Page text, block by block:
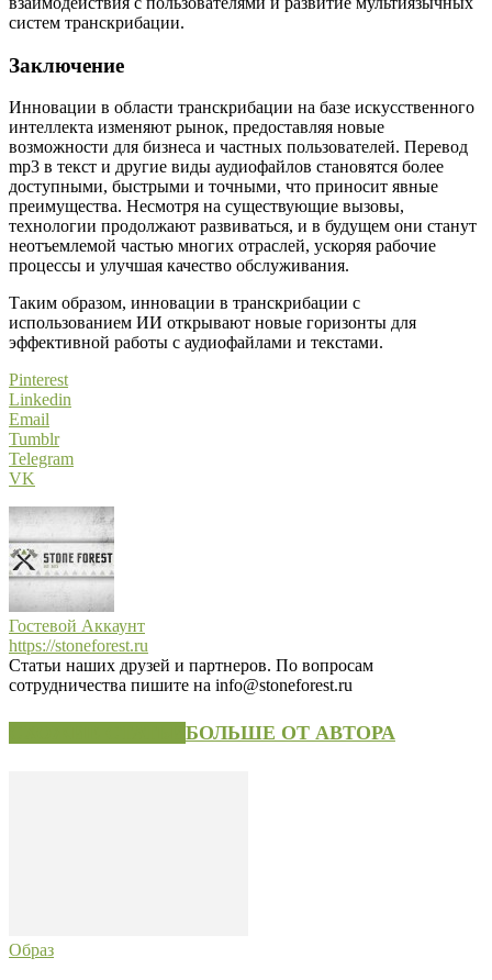
систем транскрибации.
Заключение
Инновации в области транскрибации на базе искусственного
интеллекта изменяют рынок, предоставляя новые
возможности для бизнеса и частных пользователей. Перевод
mp3 в текст и другие виды аудиофайлов становятся более
доступными, быстрыми и точными, что приносит явные
преимущества. Несмотря на существующие вызовы,
технологии продолжают развиваться, и в будущем они станут
неотъемлемой частью многих отраслей, ускоряя рабочие
процессы и улучшая качество обслуживания.
Таким образом, инновации в транскрибации с
использованием ИИ открывают новые горизонты для
эффективной работы с аудиофайлами и текстами.
Pinterest
Linkedin
Email
Tumblr
Telegram
VK
Гостевой Аккаунт
https://stoneforest.ru
Статьи наших друзей и партнеров. По вопросам
сотрудничества пишите на info@stoneforest.ru
БОЛЬШЕ ОТ АВТОРА
Образ